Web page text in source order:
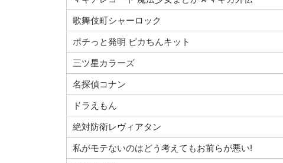
歌舞伎町シャーロック
ポチっと発明 ピカちんキット
三ツ星カラーズ
名探偵コナン
ドラえもん
絶対防衛レヴィアタン
私がモテないのはどう考えてもお前らが悪い!